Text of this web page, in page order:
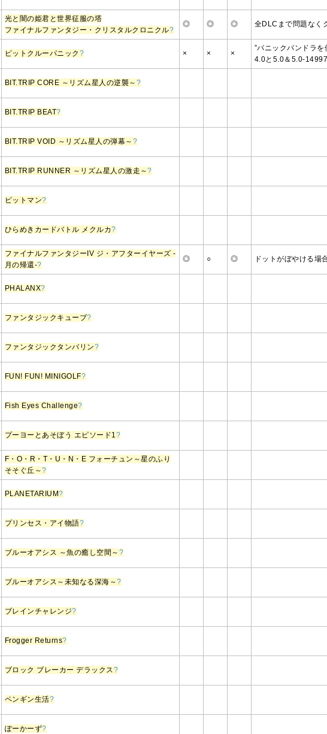
光と闇の姫君と世界征服の塔
ファイナルファンタジー・クリスタルクロニクル?
◎ ◎ ◎ 全DLCまで問題なく
ピットクルーパニック ? × × ×
”パニックパンドラ
4.0と5.0＆5.0-
BIT.TRIP CORE ～リズム星人の逆襲～ ?
BIT.TRIP BEAT?
BIT.TRIP VOID ～リズム星人の弾幕～ ?
BIT.TRIP RUNNER ～リズム星人の激走～?
ビットマン?
ひらめきカードバトル メクルカ?
ファイナルファンタジーIV ジ・アフターイヤーズ -
月の帰還-?
◎ ○ ◎ ドットがぼやける場
PHALANX?
ファンタジックキューブ?
ファンタジックタンバリン?
FUN! FUN! MINIGOLF?
Fish Eyes Challenge?
プーヨーとあそぼう エピソード1?
F・O・R・T・U・N・E フォーチュン～星のふり
そそぐ丘～?
PLANETARIUM?
プリンセス・アイ物語?
ブルーオアシス ～魚の癒し空間～ ?
ブルーオアシス～未知なる深海～?
ブレインチャレンジ?
Frogger Returns?
ブロック ブレーカー デラックス?
ペンギン生活?
ぽーかーず?